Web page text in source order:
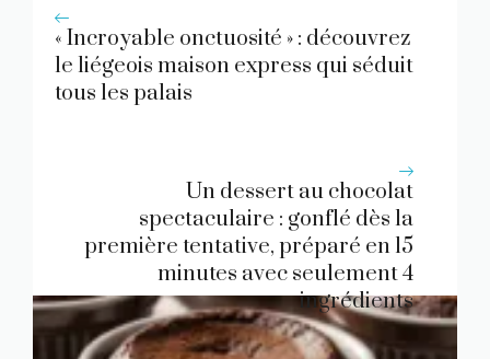
« Incroyable onctuosité » : découvrez
le liégeois maison express qui séduit
tous les palais
Un dessert au chocolat
spectaculaire : gonflé dès la
première tentative, préparé en 15
minutes avec seulement 4
ingrédients